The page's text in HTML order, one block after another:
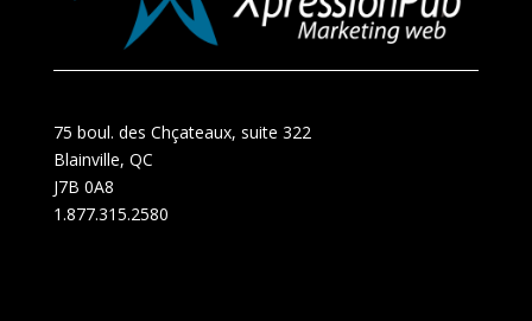
75 boul. des Chçateaux, suite 322
Blainville, QC
J7B 0A8
1.877.315.2580